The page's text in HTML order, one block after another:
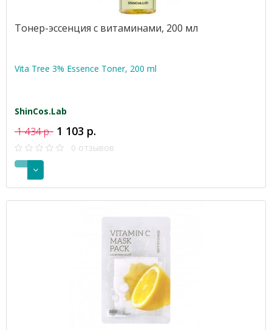
Тонер-эссенция с витаминами, 200 мл
Vita Tree 3% Essence Toner, 200 ml
ShinCos.Lab
1 434 р. 1 103 р.
0 отзывов